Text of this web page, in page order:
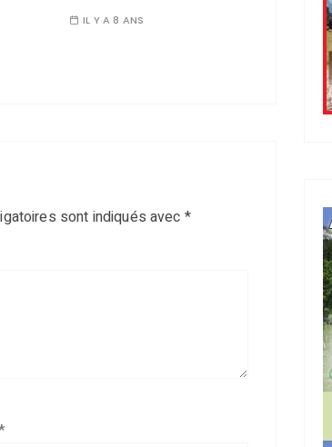
IL Y A 8 ANS
sont indiqués avec *